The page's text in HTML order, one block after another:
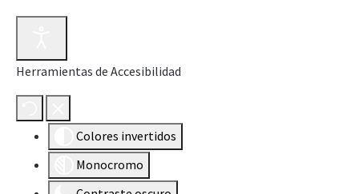
Herramientas de Accesibilidad
Colores invertidos
Monocromo